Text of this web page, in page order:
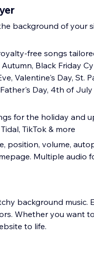
background of your
free songs
Black Friday
Valentine's Day, St.
Day, 4th of
for the holiday and
TikTok & more
position, volume,
Multiple audio
background music.
Whether you want
to life.